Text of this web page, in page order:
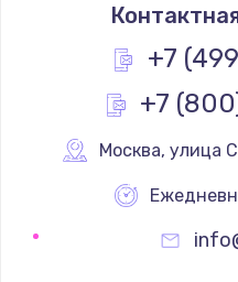
+7
+7
Москва, улица